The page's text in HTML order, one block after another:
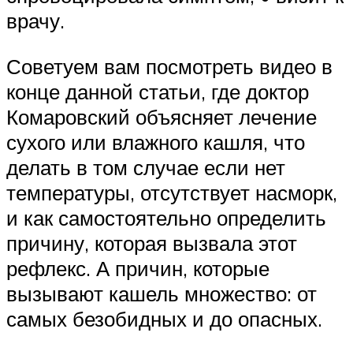
врачу.
Советуем вам посмотреть видео в
конце данной статьи, где доктор
Комаровский объясняет лечение
сухого или влажного кашля, что
делать в том случае если нет
температуры, отсутствует насморк,
и как самостоятельно определить
причину, которая вызвала этот
рефлекс. А причин, которые
вызывают кашель множество: от
самых безобидных и до опасных.